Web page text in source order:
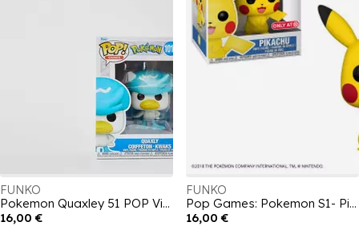
FUNKO
Pokemon Quaxley 51 POP Vinyl Collectible
16,00 €
FUNKO
Pop Games: Pokemon S1- Pikachu
16,00 €